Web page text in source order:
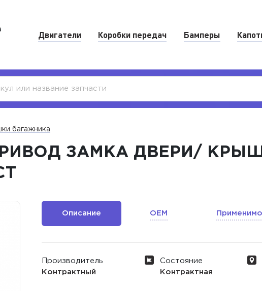
Двигатели Коробки передач Бамперы
багажника
ЗАМКА ДВЕРИ/
Описание OEM
Производитель
Контрактный
Состояние
Контрактная